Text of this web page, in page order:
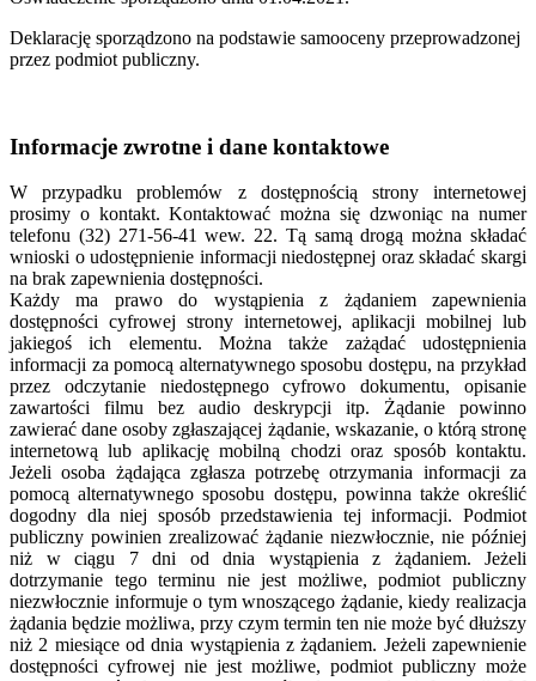
Deklarację sporządzono na podstawie samooceny przeprowadzonej
przez podmiot publiczny.
Informacje zwrotne i dane kontaktowe
W przypadku problemów z dostępnością strony internetowej
prosimy o kontakt. Kontaktować można się dzwoniąc na numer
telefonu (32) 271-56-41 wew. 22. Tą samą drogą można składać
wnioski o udostępnienie informacji niedostępnej oraz składać skargi
na brak zapewnienia dostępności.
Każdy ma prawo do wystąpienia z żądaniem zapewnienia
dostępności cyfrowej strony internetowej, aplikacji mobilnej lub
jakiegoś ich elementu. Można także zażądać udostępnienia
informacji za pomocą alternatywnego sposobu dostępu, na przykład
przez odczytanie niedostępnego cyfrowo dokumentu, opisanie
zawartości filmu bez audio deskrypcji itp. Żądanie powinno
zawierać dane osoby zgłaszającej żądanie, wskazanie, o którą stronę
internetową lub aplikację mobilną chodzi oraz sposób kontaktu.
Jeżeli osoba żądająca zgłasza potrzebę otrzymania informacji za
pomocą alternatywnego sposobu dostępu, powinna także określić
dogodny dla niej sposób przedstawienia tej informacji. Podmiot
publiczny powinien zrealizować żądanie niezwłocznie, nie później
niż w ciągu 7 dni od dnia wystąpienia z żądaniem. Jeżeli
dotrzymanie tego terminu nie jest możliwe, podmiot publiczny
niezwłocznie informuje o tym wnoszącego żądanie, kiedy realizacja
żądania będzie możliwa, przy czym termin ten nie może być dłuższy
niż 2 miesiące od dnia wystąpienia z żądaniem. Jeżeli zapewnienie
dostępności cyfrowej nie jest możliwe, podmiot publiczny może